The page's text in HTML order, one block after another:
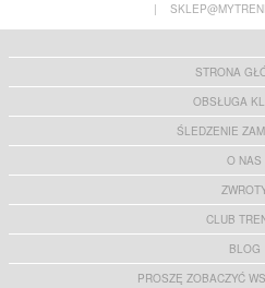
|
STRONA
OBSŁUGA
ŚLEDZENIE
O NAS
CLUB
BLOG
PROSZĘ ZOBACZYĆ